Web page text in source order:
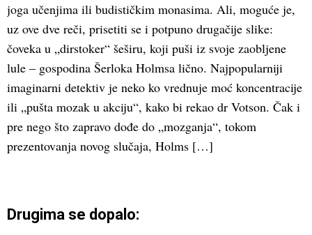
joga učenjima ili budističkim monasima. Ali, moguće je,
uz ove dve reči, prisetiti se i potpuno drugačije slike:
čoveka u „dirstoker“ šeširu, koji puši iz svoje zaobljene
lule – gospodina Šerloka Holmsa lično. Najpopularniji
imaginarni detektiv je neko ko vrednuje moć koncentracije
ili „pušta mozak u akciju“, kako bi rekao dr Votson. Čak i
pre nego što zapravo dođe do „mozganja“, tokom
prezentovanja novog slučaja, Holms […]
Drugima se dopalo: